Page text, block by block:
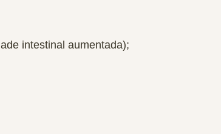
intestinal aumentada);